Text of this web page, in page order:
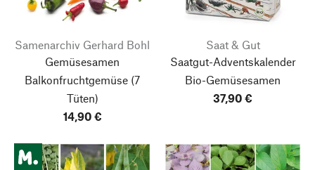
Samenarchiv Gerhard Bohl
Gemüsesamen
Balkonfruchtgemüse (7
Tüten)
14,90 €
Saat & Gut
Saatgut-Adventskalender
Bio-Gemüsesamen
37,90 €